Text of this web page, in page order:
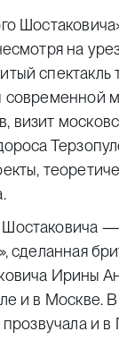
на
спектакль
визит
сделанная
Ирины
и в Москве.
и